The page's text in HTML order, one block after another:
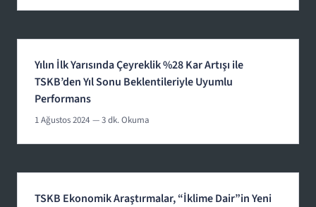
Yılın İlk Yarısında Çeyreklik %28 Kar Artışı ile
TSKB’den Yıl Sonu Beklentileriyle Uyumlu
Performans
1 Ağustos 2024 — 3 dk. Okuma
TSKB Ekonomik Araştırmalar, “İklime Dair”in Yeni